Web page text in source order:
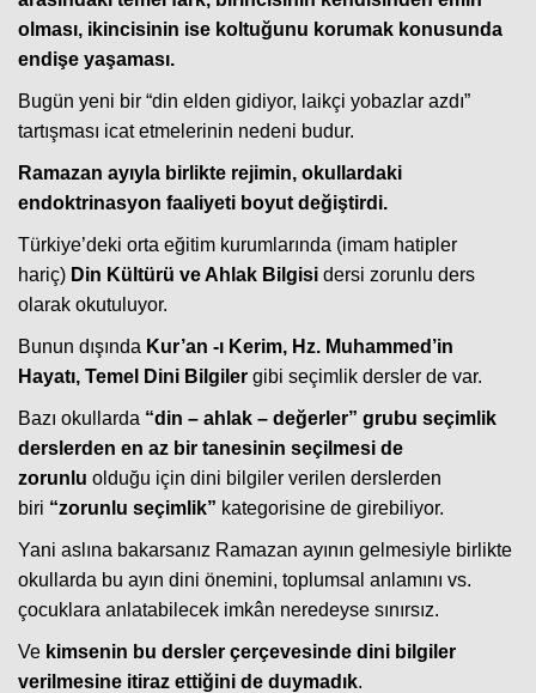
olması, ikincisinin ise koltuğunu korumak konusunda
endişe yaşaması.
Bugün yeni bir “din elden gidiyor, laikçi yobazlar azdı”
tartışması icat etmelerinin nedeni budur.
Ramazan ayıyla birlikte rejimin, okullardaki
endoktrinasyon faaliyeti boyut değiştirdi.
Türkiye’deki orta eğitim kurumlarında (imam hatipler
hariç) Din Kültürü ve Ahlak Bilgisi dersi zorunlu ders
olarak okutuluyor.
Bunun dışında Kur’an -ı Kerim, Hz. Muhammed’in
Hayatı, Temel Dini Bilgiler gibi seçimlik dersler de var.
Bazı okullarda “din – ahlak – değerler” grubu seçimlik
derslerden en az bir tanesinin seçilmesi de
zorunlu olduğu için dini bilgiler verilen derslerden
biri “zorunlu seçimlik” kategorisine de girebiliyor.
Yani aslına bakarsanız Ramazan ayının gelmesiyle birlikte
okullarda bu ayın dini önemini, toplumsal anlamını vs.
çocuklara anlatabilecek imkân neredeyse sınırsız.
Ve kimsenin bu dersler çerçevesinde dini bilgiler
verilmesine itiraz ettiğini de duymadık.
Haberin Doğru Adresi.